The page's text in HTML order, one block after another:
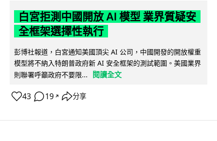
白宮拒測中國開放 AI 模型 業界質疑安
全框架選擇性執行
彭博社報道，白宮通知美國頂尖 AI 公司，中國開發的開放權重
模型將不納入特朗普政府新 AI 安全框架的測試範圍。美國業界
則聯署呼籲政府不要限...
閱讀全文
43 19 ↗ 分享